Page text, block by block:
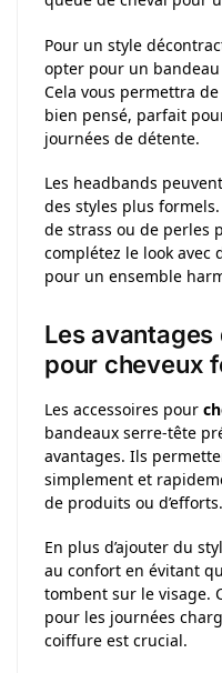
Pour un style
opter pour un
Cela vous permettra
bien pensé, parfait
journées de détente.
Les headbands
des styles plus
de strass ou de perles
complétez le look avec
pour un ensemble
Les
pour cheveux
Les accessoires pour
bandeaux serre-tête
avantages. Ils
simplement et
de produits ou d’efforts.
En plus d’ajouter du
au confort en évitant
tombent sur le visage.
pour les journées
coiffure est crucial.